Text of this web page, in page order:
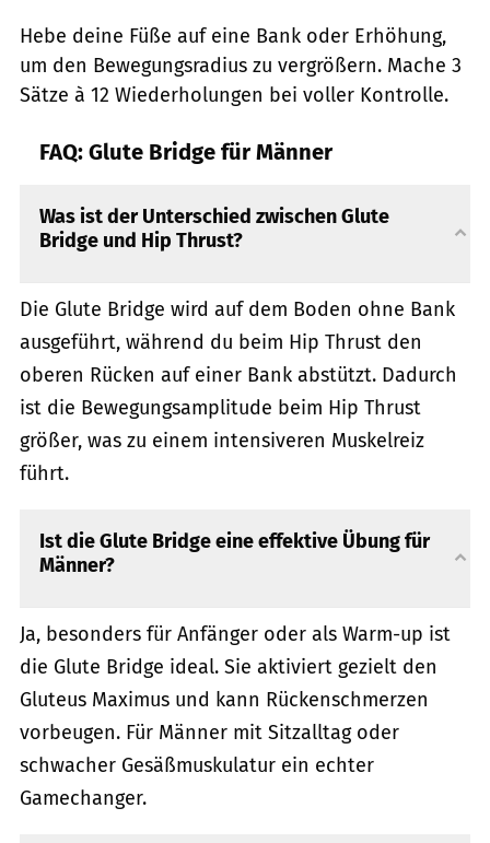
Hebe deine Füße auf eine Bank oder Erhöhung,
um den Bewegungsradius zu vergrößern. Mache 3
Sätze à 12 Wiederholungen bei voller Kontrolle.
FAQ: Glute Bridge für Männer
Was ist der Unterschied zwischen Glute
Bridge und Hip Thrust?
Die Glute Bridge wird auf dem Boden ohne Bank
ausgeführt, während du beim Hip Thrust den
oberen Rücken auf einer Bank abstützt. Dadurch
ist die Bewegungsamplitude beim Hip Thrust
größer, was zu einem intensiveren Muskelreiz
führt.
Ist die Glute Bridge eine effektive Übung für
Männer?
Ja, besonders für Anfänger oder als Warm-up ist
die Glute Bridge ideal. Sie aktiviert gezielt den
Gluteus Maximus und kann Rückenschmerzen
vorbeugen. Für Männer mit Sitzalltag oder
schwacher Gesäßmuskulatur ein echter
Gamechanger.